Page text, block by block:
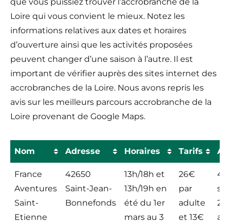
Loire qui vous convient le mieux. Notez les
informations relatives aux dates et horaires
d’ouverture ainsi que les activités proposées
peuvent changer d’une saison à l’autre. Il est
important de vérifier auprès des sites internet des
accrobranches de la Loire. Nous avons repris les
avis sur les meilleurs parcours accrobranche de la
Loire provenant de Google Maps.
Nom Adresse Horaires Tarifs
Nom
Adresse Horaires Tarifs
France
Aventures
Saint-
Etienne
42650
Saint-Jean-
Bonnefonds
13h/18h et
13h/19h en
été du 1er
mars au 3
26€
par
adulte
et 13€
sur